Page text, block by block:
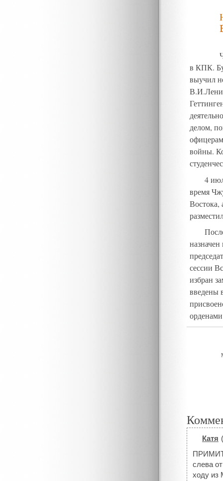
в КПК.
выучил
делом,
войны.
4
время
Востока,
сессии
избран
введены
Катя
слева
ходу